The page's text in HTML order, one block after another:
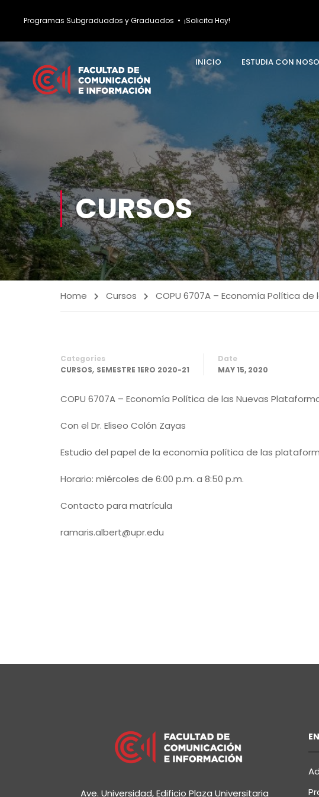
Programas Subgraduados y Graduados • ¡Solicita Hoy!
INICIO ESTUDIA CON
CURSOS
Home Cursos COPU 6707A – Economía Política
Categories
CURSOS, SEMESTRE 1ERO 2020-21
Date
MAY 15, 2020
COPU 6707A – Economía Política de las Nuevas
Con el Dr. Eliseo Colón Zayas
Estudio del papel de la economía política de las
Horario: miércoles de 6:00 p.m. a 8:50 p.m.
Contacto para matrícula
ramaris.albert@upr.edu
Ave. Universidad, Edificio Plaza Universitaria